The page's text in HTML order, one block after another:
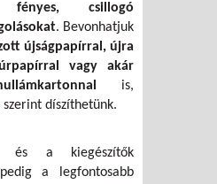
fényes, csillogó
. Bevonhatjuk
újságpapírral, újra
vagy akár
is,
díszíthetünk.
és a kiegészítők
a legfontosabb